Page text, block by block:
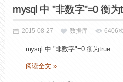
mysql 中 "非数字"=0 衡为
2015-08-27 数据库 6406
mysql 中 "非数字"=0 衡为true...
阅读全文 »